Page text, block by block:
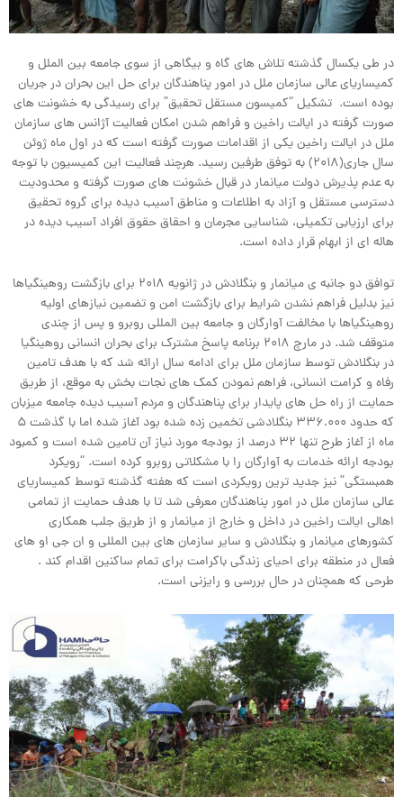
در طی یکسال گذشته تلاش های گاه و بیگاهی از سوی جامعه بین الملل و
کمیساریای عالی سازمان ملل در امور پناهندگان برای حل این بحران در جریان
بوده است. تشکیل “کمیسون مستقل تحقیق” برای رسیدگی به خشونت های
صورت گرفته در ایالت راخین و فراهم شدن امکان فعالیت آژانس های سازمان
ملل در ایالت راخین یکی از اقدامات صورت گرفته است که در اول ماه ژوئن
سال جاری(۲۰۱۸) به توفق طرفین رسید. هرچند فعالیت این کمیسیون با توجه
به عدم پذیرش دولت میانمار در قبال خشونت های صورت گرفته و محدودیت
دسترسی مستقل و آزاد به اطلاعات و مناطق آسیب دیده برای گروه تحقیق
برای ارزیابی تکمیلی، شناسایی مجرمان و احقاق حقوق افراد آسیب دیده در
هاله ای از ابهام قرار داده است.
توافق دو جانبه ی میانمار و بنگلادش در ژانویه ۲۰۱۸ برای بازگشت روهینگیاها
نیز بدلیل فراهم نشدن شرایط برای بازگشت امن و تضمین نیازهای اولیه
روهینگیاها با مخالفت آوارگان و جامعه بین المللی روبرو و پس از چندی
متوقف شد. در مارچ ۲۰۱۸ برنامه پاسخ مشترک برای بحران انسانی روهینگیا
در بنگلادش توسط سازمان ملل برای ادامه سال ارائه شد که با هدف تامین
رفاه و کرامت انسانی، فراهم نمودن کمک های نجات بخش به موقع، از طریق
حمایت از راه حل های پایدار برای پناهندگان و مردم آسیب دیده جامعه میزبان
که حدود ۳۳۶.۰۰۰ بنگلادشی تخمین زده شده بود آغاز شده اما با گذشت ۵
ماه از آغاز طرح تنها ۳۲ درصد از بودجه مورد نیاز آن تامین شده است و کمبود
بودجه ارائه خدمات به آوارگان را با مشکلاتی روبرو کرده است. “رویکرد
همبستگی” نیز جدید ترین رویکردی است که هفته گذشته توسط کمیساریای
عالی سازمان ملل در امور پناهندگان معرفی شد تا با هدف حمایت از تمامی
اهالی ایالت راخین در داخل و خارج از میانمار و از طریق جلب همکاری
کشورهای میانمار و بنگلادش و سایر سازمان های بین المللی و ان جی او های
فعال در منطقه برای احیای زندگی باکرامت برای تمام ساکنین اقدام کند .
طرحی که همچنان در حال بررسی و رایزنی است.